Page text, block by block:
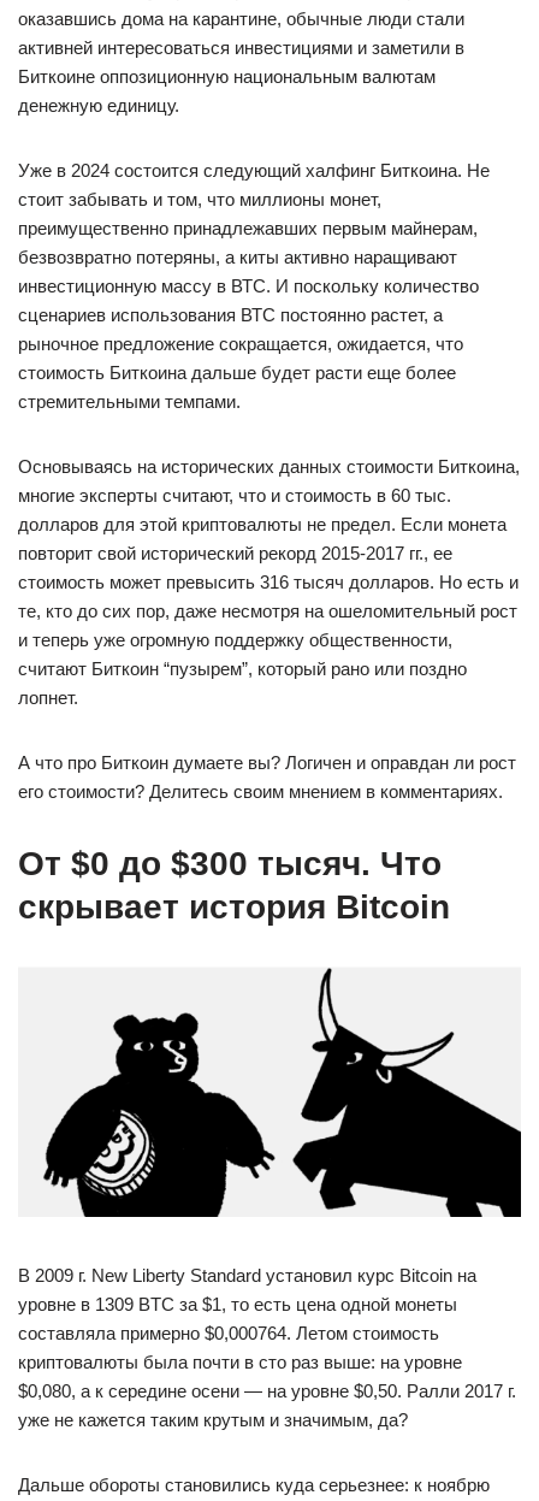
оказавшись дома на карантине, обычные люди стали
активней интересоваться инвестициями и заметили в
Биткоине оппозиционную национальным валютам
денежную единицу.
Уже в 2024 состоится следующий халфинг Биткоина. Не
стоит забывать и том, что миллионы монет,
преимущественно принадлежавших первым майнерам,
безвозвратно потеряны, а киты активно наращивают
инвестиционную массу в ВТС. И поскольку количество
сценариев использования ВТС постоянно растет, а
рыночное предложение сокращается, ожидается, что
стоимость Биткоина дальше будет расти еще более
стремительными темпами.
Основываясь на исторических данных стоимости Биткоина,
многие эксперты считают, что и стоимость в 60 тыс.
долларов для этой криптовалюты не предел. Если монета
повторит свой исторический рекорд 2015-2017 гг., ее
стоимость может превысить 316 тысяч долларов. Но есть и
те, кто до сих пор, даже несмотря на ошеломительный рост
и теперь уже огромную поддержку общественности,
считают Биткоин “пузырем”, который рано или поздно
лопнет.
А что про Биткоин думаете вы? Логичен и оправдан ли рост
его стоимости? Делитесь своим мнением в комментариях.
От $0 до $300 тысяч. Что
скрывает история Bitcoin
В 2009 г. New Liberty Standard установил курс Bitcoin на
уровне в 1309 BTC за $1, то есть цена одной монеты
составляла примерно $0,000764. Летом стоимость
криптовалюты была почти в сто раз выше: на уровне
$0,080, а к середине осени — на уровне $0,50. Ралли 2017 г.
уже не кажется таким крутым и значимым, да?
Дальше обороты становились куда серьезнее: к ноябрю